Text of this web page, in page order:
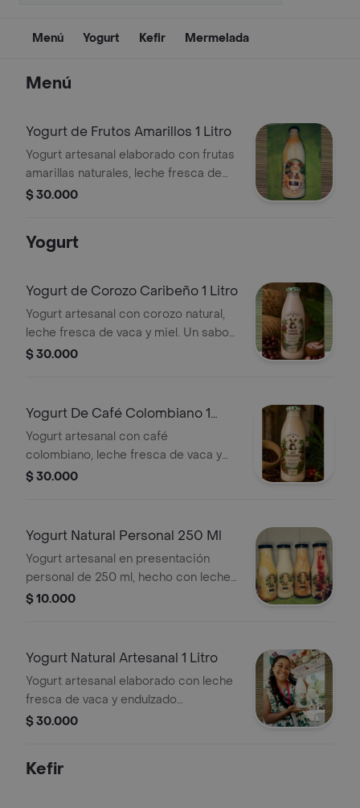
Menú Yogurt Kefir Mermelada
Menú
Yogurt de Frutos Amarillos 1 Litro
Yogurt artesanal elaborado con frutas
amarillas naturales, leche fresca de
vaca y miel. Dulce, cremoso y lleno de
$ 30.000
Yogurt
Yogurt de Corozo Caribeño 1 Litro
Yogurt artesanal con corozo natural,
leche fresca de vaca y miel. Un sabor
tropical, suave y refrescante
$ 30.000
Yogurt De Café Colombiano 1
Litro
Yogurt artesanal con café
colombiano, leche fresca de vaca y
miel natural. Cremoso, aromático y
$ 30.000
Yogurt Natural Personal 250 Ml
Yogurt artesanal en presentación
personal de 250 ml, hecho con leche
fresca de vaca y endulzado con miel
$ 10.000
Yogurt Natural Artesanal 1 Litro
Yogurt artesanal elaborado con leche
fresca de vaca y endulzado
naturalmente con miel. Cremoso,
$ 30.000
Kefir